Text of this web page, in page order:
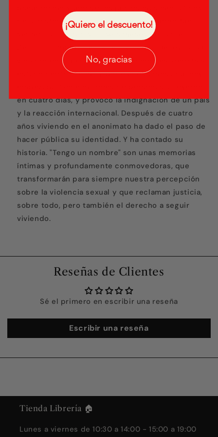
de la historia de EE. UU., tras el que Turner fue
sentenciado a tan solo seis meses de cárcel.
Decidió compartir en la red la carta que leyó a su
violador en el juicio: «Tú no me conoces, pero has
estado dentro de mí, y por eso estamos aquí hoy»,
en cuatro días, y provocó la indignación de un país
y la reacción internacional. Después de cuatro
años viviendo en el anonimato ha dado el paso de
hacer pública su identidad. Y ha contado su
historia. "Tengo un nombre" son unas memorias
íntimas y profundamente conmovedoras, que
transformarán para siempre nuestra percepción
sobre la violencia sexual y que reclaman justicia,
sobre todo, pero también el derecho a seguir
viviendo.
Reseñas de Clientes
Sé el primero en escribir una reseña
Escribir una reseña
Tienda Librería 🏠
Lunes a viernes de 10:30 a 14:00 - 15:00 a 19:00
¡Quiero el descuento!
No, gracias